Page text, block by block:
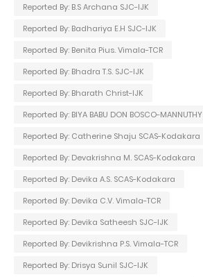
Reported By: B.S Archana SJC-IJK
Reported By: Badhariya E.H SJC-IJK
Reported By: Benita Pius. Vimala-TCR
Reported By: Bhadra T.S. SJC-IJK
Reported By: Bharath Christ-IJK
Reported By: BIYA BABU DON BOSCO-MANNUTHY
Reported By: Catherine Shaju SCAS-Kodakara
Reported By: Devakrishna M. SCAS-Kodakara
Reported By: Devika A.S. SCAS-Kodakara
Reported By: Devika C.V. Vimala-TCR
Reported By: Devika Satheesh SJC-IJK
Reported By: Devikrishna P.S. Vimala-TCR
Reported By: Drisya Sunil SJC-IJK